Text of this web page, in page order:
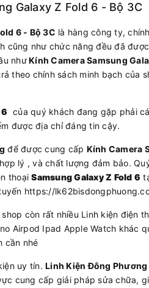
Galaxy Z Fold 6 - Bộ 3C
6 - Bộ 3C là hàng công ty,
cũng như chức năng đều đã
nhưKính Camera Samsung
theo chính sách minh bạch của
của quý khách đang gặp phải
được địa chỉ đáng tin cậy.
để được cung cấp Kính Camera
lý , và chất lượng đảm bảo.
thoạiSamsung Galaxy Z Fold 6
https://
shop còn rất nhiều Linh kiện điện
Airpod Ipad Apple Watch khác
cần nhé
uy tín. Linh Kiện Đông Phương
cung cấp giải pháp sửa chữa,